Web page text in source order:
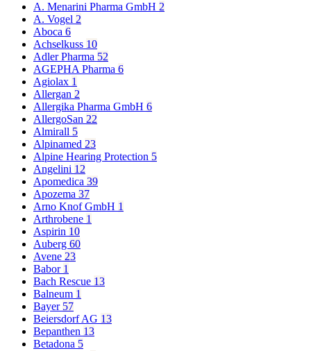
A. Menarini Pharma GmbH 2
A. Vogel 2
Aboca 6
Achselkuss 10
Adler Pharma 52
AGEPHA Pharma 6
Agiolax 1
Allergan 2
Allergika Pharma GmbH 6
AllergoSan 22
Almirall 5
Alpinamed 23
Alpine Hearing Protection 5
Angelini 12
Apomedica 39
Apozema 37
Arno Knof GmbH 1
Arthrobene 1
Aspirin 10
Auberg 60
Avene 23
Babor 1
Bach Rescue 13
Balneum 1
Bayer 57
Beiersdorf AG 13
Bepanthen 13
Betadona 5